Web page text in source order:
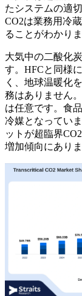
たシステムの適
CO2は業務用冷
ることがわかりま
大気中の二酸化
す。HFCと同様
く、地球温暖化
務はありません
は任意です。食
冷媒となってい
ットが超臨界
増加傾向にありま